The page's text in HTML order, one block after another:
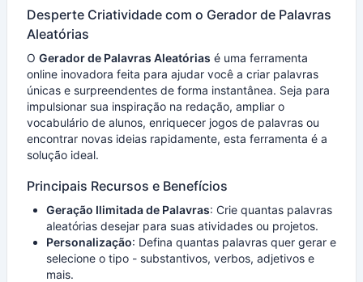
Desperte Criatividade com o Gerador de Palavras
Aleatórias
O Gerador de Palavras Aleatórias é uma ferramenta
online inovadora feita para ajudar você a criar palavras
únicas e surpreendentes de forma instantânea. Seja para
impulsionar sua inspiração na redação, ampliar o
vocabulário de alunos, enriquecer jogos de palavras ou
encontrar novas ideias rapidamente, esta ferramenta é a
solução ideal.
Principais Recursos e Benefícios
Geração Ilimitada de Palavras: Crie quantas palavras
aleatórias desejar para suas atividades ou projetos.
Personalização: Defina quantas palavras quer gerar e
selecione o tipo - substantivos, verbos, adjetivos e
mais.